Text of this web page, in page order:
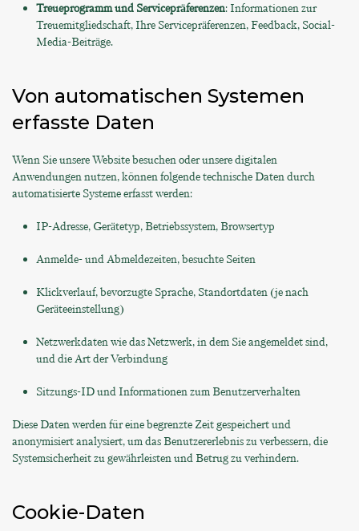
Treueprogramm und Servicepräferenzen: Informationen zur
Treuemitgliedschaft, Ihre Servicepräferenzen, Feedback, Social-
Media-Beiträge.
Von automatischen Systemen
erfasste Daten
Wenn Sie unsere Website besuchen oder unsere digitalen
Anwendungen nutzen, können folgende technische Daten durch
automatisierte Systeme erfasst werden:
IP-Adresse, Gerätetyp, Betriebssystem, Browsertyp
Anmelde- und Abmeldezeiten, besuchte Seiten
Klickverlauf, bevorzugte Sprache, Standortdaten (je nach
Geräteeinstellung)
Netzwerkdaten wie das Netzwerk, in dem Sie angemeldet sind,
und die Art der Verbindung
Sitzungs-ID und Informationen zum Benutzerverhalten
Diese Daten werden für eine begrenzte Zeit gespeichert und
anonymisiert analysiert, um das Benutzererlebnis zu verbessern, die
Systemsicherheit zu gewährleisten und Betrug zu verhindern.
Cookie-Daten